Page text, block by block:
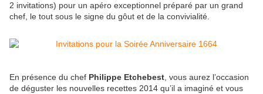
2 invitations) pour un apéro exceptionnel préparé par un grand
chef, le tout sous le signe du gôut et de la convivialité.
En présence du chef Philippe Etchebest , vous aurez l’occasion
de déguster les nouvelles recettes 2014 qu’il a imaginé et vous